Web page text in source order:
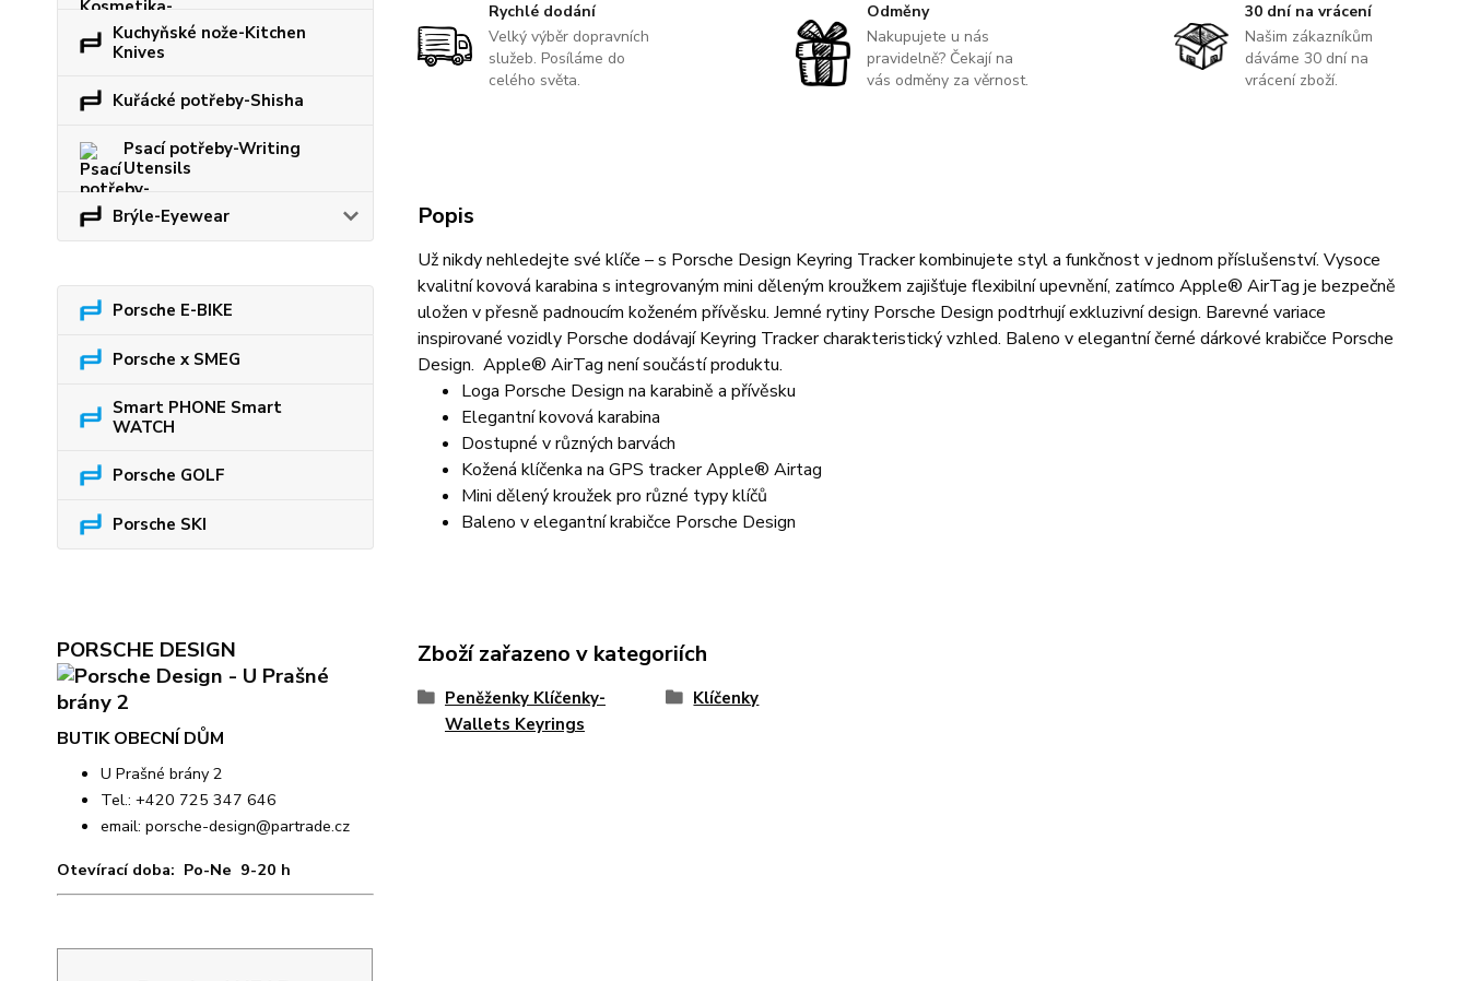
Kuchyňské nože-Kitchen
Knives
Kuřácké potřeby-Shisha
Psací potřeby-Writing
Utensils
Brýle-Eyewear
Porsche E-BIKE
Porsche x SMEG
Smart PHONE Smart
WATCH
Porsche GOLF
Porsche SKI
PORSCHE DESIGN
BUTIK OBECNÍ DŮM
U Prašné brány 2
Tel.: +420 725 347 646
email: porsche-design@partrade.cz
Otevírací doba: Po-Ne 9-20 h
Rychlé dodání
Velký výběr dopravních
služeb. Posíláme do
celého světa.
Odměny
Nakupujete u nás
pravidelně? Čekají na
vás odměny za věrnost.
30 dní na vrácení
Našim zákazníkům
dáváme 30 dní na
vrácení zboží.
Popis
Už nikdy nehledejte své klíče – s Porsche Design Keyring Tracker kombinujete styl a funkčnost v jednom příslušenství. Vysoce
kvalitní kovová karabina s integrovaným mini děleným kroužkem zajišťuje flexibilní upevnění, zatímco Apple® AirTag je bezpečně
uložen v přesně padnoucím koženém přívěsku. Jemné rytiny Porsche Design podtrhují exkluzivní design. Barevné variace
inspirované vozidly Porsche dodávají Keyring Tracker charakteristický vzhled. Baleno v elegantní černé dárkové krabičce Porsche
Design. Apple® AirTag není součástí produktu.
Loga Porsche Design na karabině a přívěsku
Elegantní kovová karabina
Dostupné v různých barvách
Kožená klíčenka na GPS tracker Apple® Airtag
Mini dělený kroužek pro různé typy klíčů
Baleno v elegantní krabičce Porsche Design
Zboží zařazeno v kategoriích
Peněženky Klíčenky-
Wallets Keyrings
Klíčenky